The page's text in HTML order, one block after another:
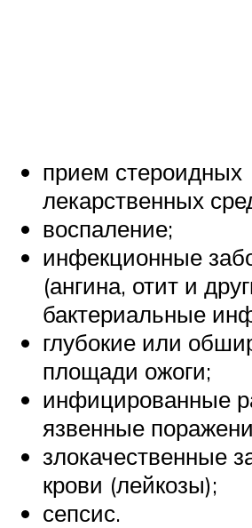
прием стероидных
лекарственных
воспаление;
инфекционные
(ангина, отит и
бактериальные
глубокие или
площади ожоги;
инфицированные
язвенные
злокачественные
крови (лейкозы);
сепсис.